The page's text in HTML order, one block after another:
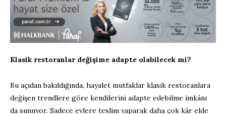
Klasik restoranlar değişime adapte olabilecek mi?
Bu açıdan bakıldığında, hayalet mutfaklar klasik restoranlara
değişen trendlere göre kendilerini adapte edebilme imkânı
da sunuyor. Sadece evlere teslim yaparak daha çok kâr elde